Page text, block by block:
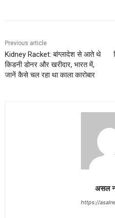
Previous article
Kidney Racket: बांग्लादेश से आते थे
किडनी डोनर और खरीदार, भारत में,
जानें कैसे चल रहा था काला कारोबार
असल
https://